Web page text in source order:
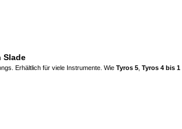
Slade
Erhältlich für viele Instrumente. Wie Tyros 5 Tyros 4 bis 1